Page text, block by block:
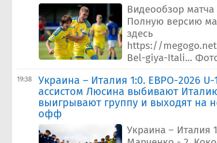
Видеообзор
Полную версию
здесь
https://
Bel-giya-Itali...
19:38
Украина – Италия 1:0. ЕВРО-2026
ассистом Люсина выбивают
выигрывают группу и выходят на
офф
Украина – Италия